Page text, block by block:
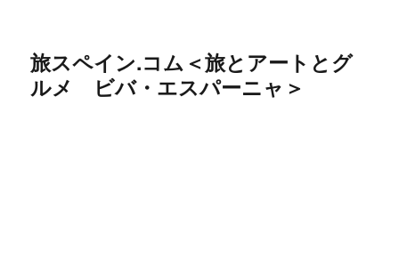
旅スペイン.コム＜旅とアートとグ
ルメ ビバ・エスパーニャ＞